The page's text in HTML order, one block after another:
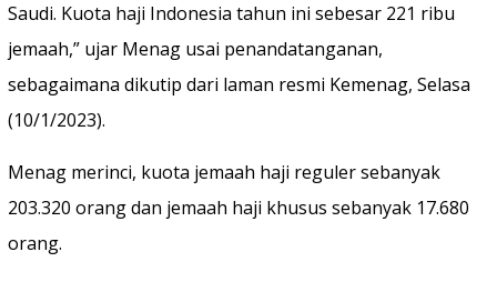
Saudi. Kuota haji Indonesia tahun ini sebesar 221 ribu
jemaah,” ujar Menag usai penandatanganan,
sebagaimana dikutip dari laman resmi Kemenag, Selasa
(10/1/2023).
Menag merinci, kuota jemaah haji reguler sebanyak
203.320 orang dan jemaah haji khusus sebanyak 17.680
orang.